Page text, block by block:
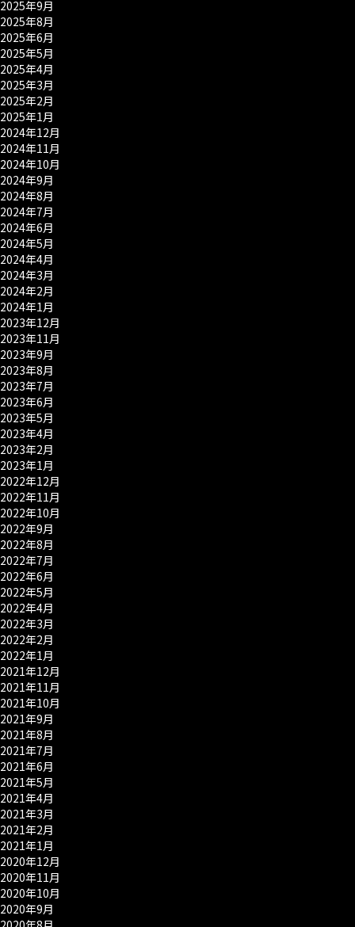
2025年9月
2025年8月
2025年6月
2025年5月
2025年4月
2025年3月
2025年2月
2025年1月
2024年12月
2024年11月
2024年10月
2024年9月
2024年8月
2024年7月
2024年6月
2024年5月
2024年4月
2024年3月
2024年2月
2024年1月
2023年12月
2023年11月
2023年9月
2023年8月
2023年7月
2023年6月
2023年5月
2023年4月
2023年2月
2023年1月
2022年12月
2022年11月
2022年10月
2022年9月
2022年8月
2022年7月
2022年6月
2022年5月
2022年4月
2022年3月
2022年2月
2022年1月
2021年12月
2021年11月
2021年10月
2021年9月
2021年8月
2021年7月
2021年6月
2021年5月
2021年4月
2021年3月
2021年2月
2021年1月
2020年12月
2020年11月
2020年10月
2020年9月